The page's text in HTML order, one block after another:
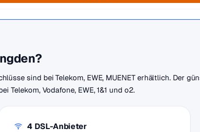
sind bei Telekom, EWE, MUENET erhältlich. Der
Vodafone, EWE, 1&1 und o2.
4 DSL-Anbieter